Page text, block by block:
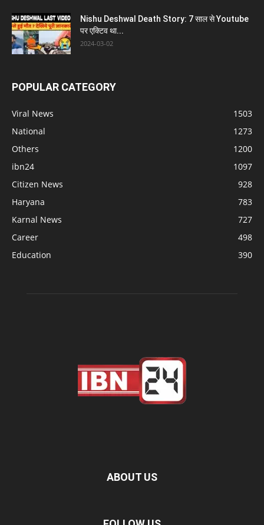
Nishu Deshwal Death Story: 7 साल से Youtube
पर एक्टिव था...
2024-03-02
POPULAR CATEGORY
Viral News
1503
National
1273
Others
1200
ibn24
1097
Citizen News
928
Haryana
783
Karnal News
727
Career
498
Education
390
ABOUT US